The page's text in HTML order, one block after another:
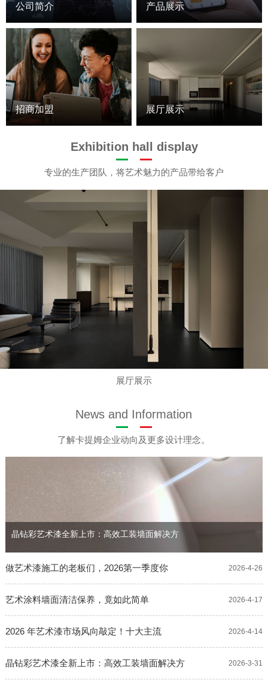
公司简介 产品展示
招商加盟 展厅展示
Exhibition hall display
专业的生产团队，将艺术魅力的产品带给客户
展厅展示
News and Information
了解卡提姆企业动向及更多设计理念。
晶钻彩艺术漆全新上市：高效工装墙面解决方
2026-4-26
做艺术漆施工的老板们，2026第一季度你
2026-4-17
艺术涂料墙面清洁保养，竟如此简单
2026-4-14
2026 年艺术漆市场风向敲定！十大主流
2026-3-31
晶钻彩艺术漆全新上市：高效工装墙面解决方